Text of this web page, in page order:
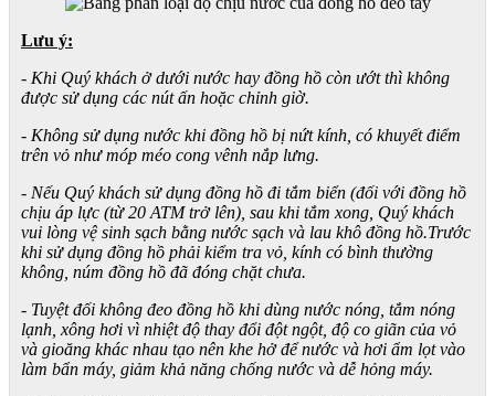
Lưu ý:
- Khi Quý khách ở dưới nước hay đồng hồ còn ướt thì không
được sử dụng các nút ấn hoặc chỉnh giờ.
- Không sử dụng nước khi đồng hồ bị nứt kính, có khuyết điểm
trên vỏ như móp méo cong vênh nắp lưng.
- Nếu Quý khách sử dụng đồng hồ đi tắm biển (đối với đồng hồ
chịu áp lực (từ 20 ATM trở lên), sau khi tắm xong, Quý khách
vui lòng vệ sinh sạch bằng nước sạch và lau khô đồng hồ.Trước
khi sử dụng đồng hồ phải kiểm tra vỏ, kính có bình thường
không, núm đồng hồ đã đóng chặt chưa.
- Tuyệt đối không đeo đồng hồ khi dùng nước nóng, tắm nóng
lạnh, xông hơi vì nhiệt độ thay đổi đột ngột, độ co giãn của vỏ
và gioăng khác nhau tạo nên khe hở để nước và hơi ẩm lọt vào
làm bẩn máy, giảm khả năng chống nước và dễ hỏng máy.